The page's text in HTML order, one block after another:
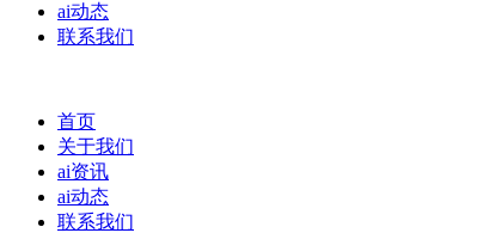
ai动态
联系我们
首页
关于我们
ai资讯
ai动态
联系我们